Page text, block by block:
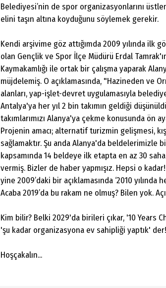
Belediyesi’nin de spor organizasyonlarını
elini taşın altına koyduğunu söylemek gerekir.
Kendi arşivime göz attığımda 2009 yılında ilk
olan Gençlik ve Spor İlçe Müdürü Erdal
Kaymakamlığı ile ortak bir çalışma yaparak
müjdelemiş. O açıklamasında, "Hazineden ve
alanları, yap-işlet-devret uygulamasıyla
Antalya'ya her yıl 2 bin takımın geldiği
takımlarımızı Alanya'ya çekme konusunda ön
Projenin amacı; alternatif turizmin gelişmesi,
sağlamaktır. Şu anda Alanya'da beldelerimizle
kapsamında 14 beldeye ilk etapta en az 30
vermiş. Bizler de haber yapmışız. Hepsi o kadar!
yine 2009’daki bir açıklamasında ‘2010
Acaba 2019’da bu rakam ne olmuş? Bilen yok.
Kim bilir? Belki 2029'da birileri çıkar, '10 Years
'şu kadar organizasyona ev sahipliği yaptık' der!
Hoşçakalın...